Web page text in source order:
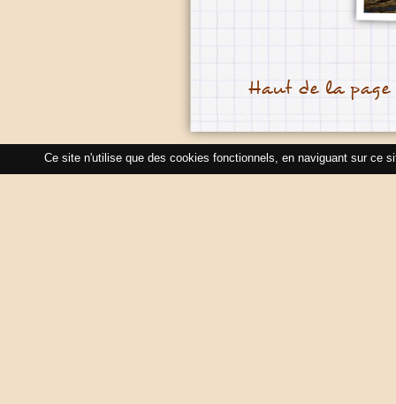
Haut de la page
Ce site n'utilise que des cookies fonctionnels, en naviguant sur ce